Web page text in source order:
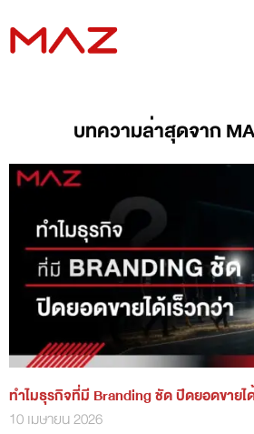
บทความล่าสุดจาก
ทำไมธุรกิจที่มี Branding ชัด ปิดยอดขายไ
10 เมษายน 2026